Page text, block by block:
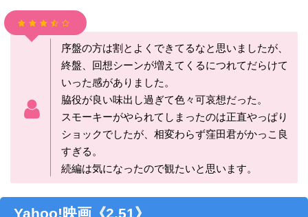
序盤の方は割とよくできてるなと思いましたが、
終盤、回想シーンが増えてくるにつれてだらけて
いった感がありました。
脇役が良い味出し過ぎて色々可哀想だった。
スモーキーがやられてしまったのは正直やっぱり
ショックでしたが、相変わらず窪田君がかっこ良
すぎる。
続編は気になったので観たいと思います。
Yahoo!映画《2.51》